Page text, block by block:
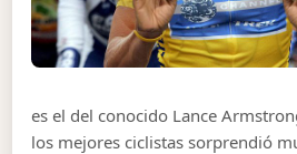
es el del conocido Lance
los mejores ciclistas sorprendió